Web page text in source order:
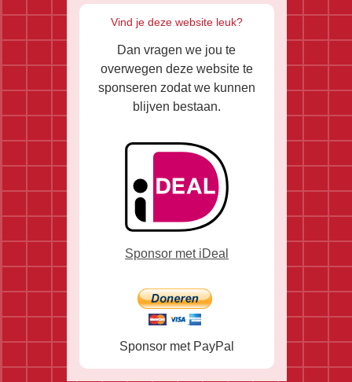
Vind je deze website leuk?
Dan vragen we jou te
overwegen deze website te
sponseren zodat we kunnen
blijven bestaan.
Sponsor met iDeal
Sponsor met PayPal